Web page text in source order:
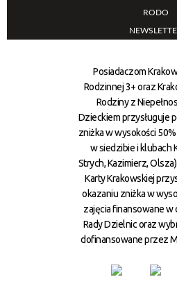
RODO
Posiadaczom
Rodzinnej 3+ oraz
Rodziny z
Dzieckiem przysługuje
zniżka w wysokości 50%
w siedzibie i klubach
Strych, Kazimierz,
Karty Krakowskiej
okazaniu zniżka w
zajęcia finansowane w
Rady Dzielnic oraz
dofinansowane przez